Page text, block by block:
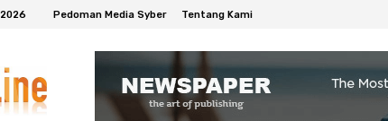
Pedoman Media Syber Tentang Kami